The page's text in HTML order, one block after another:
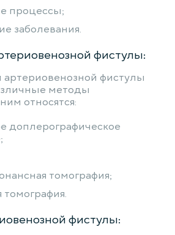
процессы;
заболевания.
фистулы:
артериовенозной фистулы
методы
относятся:
доплерографическое
томография;
фистулы: